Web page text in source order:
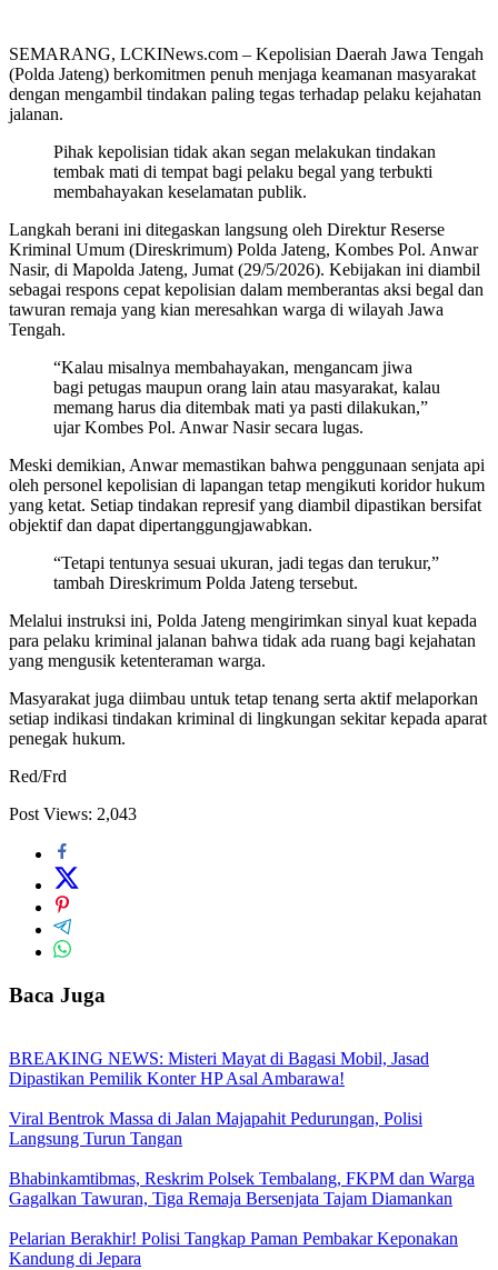
SEMARANG, LCKINews.com – Kepolisian Daerah Jawa Tengah
(Polda Jateng) berkomitmen penuh menjaga keamanan masyarakat
dengan mengambil tindakan paling tegas terhadap pelaku kejahatan
jalanan.
Pihak kepolisian tidak akan segan melakukan tindakan
tembak mati di tempat bagi pelaku begal yang terbukti
membahayakan keselamatan publik.
Langkah berani ini ditegaskan langsung oleh Direktur Reserse
Kriminal Umum (Direskrimum) Polda Jateng, Kombes Pol. Anwar
Nasir, di Mapolda Jateng, Jumat (29/5/2026). Kebijakan ini diambil
sebagai respons cepat kepolisian dalam memberantas aksi begal dan
tawuran remaja yang kian meresahkan warga di wilayah Jawa
Tengah.
“Kalau misalnya membahayakan, mengancam jiwa
bagi petugas maupun orang lain atau masyarakat, kalau
memang harus dia ditembak mati ya pasti dilakukan,”
ujar Kombes Pol. Anwar Nasir secara lugas.
Meski demikian, Anwar memastikan bahwa penggunaan senjata api
oleh personel kepolisian di lapangan tetap mengikuti koridor hukum
yang ketat. Setiap tindakan represif yang diambil dipastikan bersifat
objektif dan dapat dipertanggungjawabkan.
“Tetapi tentunya sesuai ukuran, jadi tegas dan terukur,”
tambah Direskrimum Polda Jateng tersebut.
Melalui instruksi ini, Polda Jateng mengirimkan sinyal kuat kepada
para pelaku kriminal jalanan bahwa tidak ada ruang bagi kejahatan
yang mengusik ketenteraman warga.
Masyarakat juga diimbau untuk tetap tenang serta aktif melaporkan
setiap indikasi tindakan kriminal di lingkungan sekitar kepada aparat
penegak hukum.
Red/Frd
Post Views: 2,043
Baca Juga
BREAKING NEWS: Misteri Mayat di Bagasi Mobil, Jasad
Dipastikan Pemilik Konter HP Asal Ambarawa!
Viral Bentrok Massa di Jalan Majapahit Pedurungan, Polisi
Langsung Turun Tangan
Bhabinkamtibmas, Reskrim Polsek Tembalang, FKPM dan Warga
Gagalkan Tawuran, Tiga Remaja Bersenjata Tajam Diamankan
Pelarian Berakhir! Polisi Tangkap Paman Pembakar Keponakan
Kandung di Jepara